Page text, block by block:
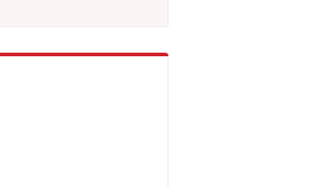
★1つの案件を固定で
・新しいことが好き
力社員約20名→内製